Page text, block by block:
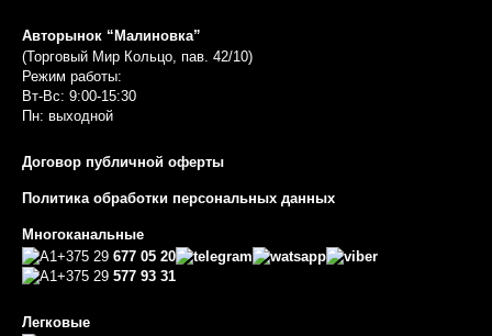
Авторынок “Малиновка”
(Торговый Мир Кольцо, пав. 42/10)
Режим работы:
Вт-Вс: 9:00-15:30
Пн: выходной
Договор публичной оферты
Политика обработки персональных данных
Многоканальные
+375 29 677 05 20
+375 29 577 93 31
Легковые